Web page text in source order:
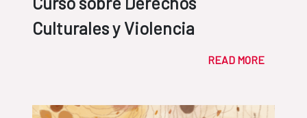
Culturales y Violencia
READ MORE